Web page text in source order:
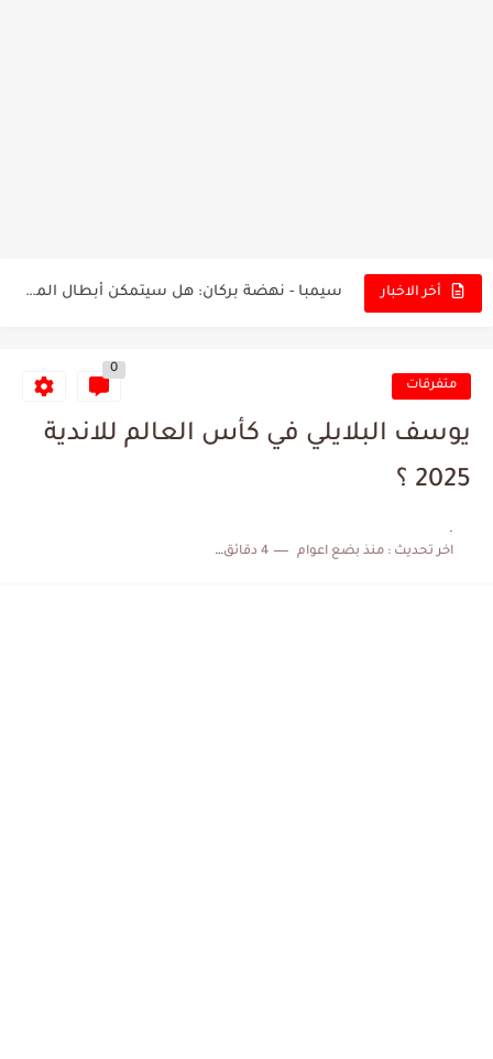
أخر الاخبار سيمبا - نهضة بركان: هل سيتمكن أبطال المغرب من الحفاظ...
البرنامج الكامل لنهائي البطولة بين الاتحاد المنستيري والنادي الإفريقي متفرقات
0
يوسف البلايلي في كأس العالم للاندية
2025 ؟
.
اخر تحديث :منذ بضع اعوام 4 دقائق للقراءة